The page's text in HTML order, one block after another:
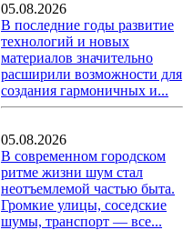
05.08.2026
В последние годы развитие
технологий и новых
материалов значительно
расширили возможности для
создания гармоничных и...
05.08.2026
В современном городском
ритме жизни шум стал
неотъемлемой частью быта.
Громкие улицы, соседские
шумы, транспорт — все...